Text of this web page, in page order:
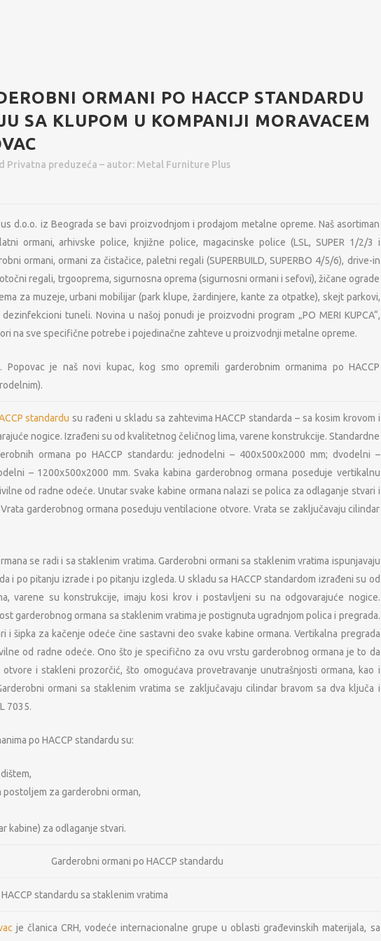
ORMANI PO HACCP STANDARDU
SA KLUPOM U KOMPANIJI MORAVACEM
Privatna preduzeća – autor: Metal Furniture Plus
d.o.o. iz Beograda se bavi proizvodnjom i prodajom metalne opreme. Naš asortiman
ormani, arhivske police, knjižne police, magacinske police (LSL, SUPER 1/2/3 i
ormani, ormani za čistačice, paletni regali (SUPERBUILD, SUPERBO 4/5/6), drive-in
regali, trgooprema, sigurnosna oprema (sigurnosni ormani i sefovi), žičane ograde
za muzeje, urbani mobilijar (park klupe, žardinjere, kante za otpatke), skejt parkovi,
tuneli. Novina u našoj ponudi je proizvodni program „PO MERI KUPCA“,
na sve specifične potrebe i pojedinačne zahteve u proizvodnji metalne opreme.
Popovac je naš novi kupac, kog smo opremili garderobnim ormanima po HACCP
standardu su rađeni u skladu sa zahtevima HACCP standarda – sa kosim krovom i
nogice. Izrađeni su od kvalitetnog čeličnog lima, varene konstrukcije. Standardne
ormana po HACCP standardu: jednodelni – 400x500x2000 mm; dvodelni –
– 1200x500x2000 mm. Svaka kabina garderobnog ormana poseduje vertikalnu
od radne odeće. Unutar svake kabine ormana nalazi se polica za odlaganje stvari i
garderobnog ormana poseduju ventilacione otvore. Vrata se zaključavaju cilindar
se radi i sa staklenim vratima. Garderobni ormani sa staklenim vratima ispunjavaju
i po pitanju izrade i po pitanju izgleda. U skladu sa HACCP standardom izrađeni su od
varene su konstrukcije, imaju kosi krov i postavljeni su na odgovarajuće nogice.
garderobnog ormana sa staklenim vratima je postignuta ugradnjom polica i pregrada.
i šipka za kačenje odeće čine sastavni deo svake kabine ormana. Vertikalna pregrada
od radne odeće. Ono što je specifično za ovu vrstu garderobnog ormana je to da
i stakleni prozorčić, što omogućava provetravanje unutrašnjosti ormana, kao i
ormani sa staklenim vratima se zaključavaju cilindar bravom sa dva ključa i
7035.
po HACCP standardu su:
postoljem za garderobni orman,
kabine) za odlaganje stvari.
Garderobni ormani po HACCP standardu
je članica CRH, vodeće internacionalne grupe u oblasti građevinskih materijala, sa
OSNOVNI PODACI O MFP NAŠA MREŽA